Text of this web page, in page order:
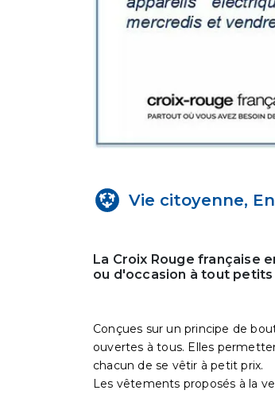
Vie citoyenne,
La Croix Rouge française
ou d'occasion à tout petits
Conçues sur un principe de
ouvertes à tous. Elles
chacun de se vêtir à petit prix.
Les vêtements proposés à la